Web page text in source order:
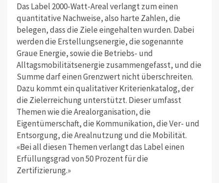
Das Label 2000-Watt-Areal verlangt zum einen
quantitative Nachweise, also harte Zahlen, die
belegen, dass die Ziele eingehalten wurden. Dabei
werden die Erstellungsenergie, die sogenannte
Graue Energie, sowie die Betriebs- und
Alltagsmobilitätsenergie zusammengefasst, und die
Summe darf einen Grenzwert nicht überschreiten.
Dazu kommt ein qualitativer Kriterienkatalog, der
die Zielerreichung unterstützt. Dieser umfasst
Themen wie die Arealorganisation, die
Eigentümerschaft, die Kommunikation, die Ver- und
Entsorgung, die Arealnutzung und die Mobilität.
«Bei all diesen Themen verlangt das Label einen
Erfüllungsgrad von 50 Prozent für die
Zertifizierung.»